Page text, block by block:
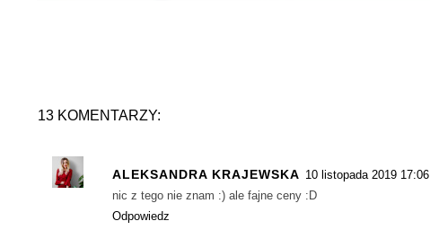
13 KOMENTARZY:
ALEKSANDRA KRAJEWSKA 10 listopada 2019 17:06
nic z tego nie znam :) ale fajne ceny :D
Odpowiedz